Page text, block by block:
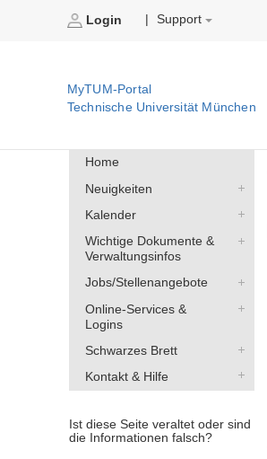
Login Support
MyTUM-Portal
Technische Universität München
Home
Neuigkeiten
Kalender
Wichtige Dokumente &
Verwaltungsinfos
Jobs/Stellenangebote
Online-Services &
Logins
Schwarzes Brett
Kontakt & Hilfe
Ist diese Seite veraltet oder sind
die Informationen falsch?